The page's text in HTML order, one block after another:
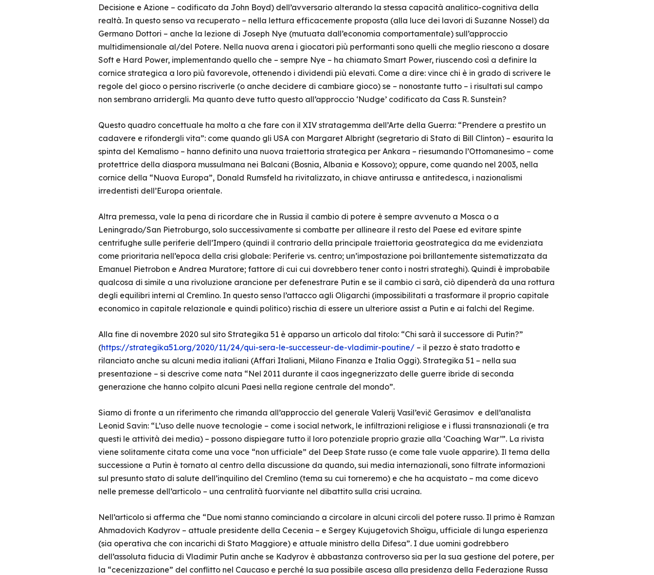
Decisione e Azione – codificato da John Boyd) dell’avversario alterando la stessa capacità analitico-cognitiva della
realtà. In questo senso va recuperato – nella lettura efficacemente proposta (alla luce dei lavori di Suzanne Nossel) da
Germano Dottori – anche la lezione di Joseph Nye (mutuata dall’economia comportamentale) sull’approccio
multidimensionale al/del Potere. Nella nuova arena i giocatori più performanti sono quelli che meglio riescono a dosare
Soft e Hard Power, implementando quello che – sempre Nye – ha chiamato Smart Power, riuscendo così a definire la
cornice strategica a loro più favorevole, ottenendo i dividendi più elevati. Come a dire: vince chi è in grado di scrivere le
regole del gioco o persino riscriverle (o anche decidere di cambiare gioco) se – nonostante tutto – i risultati sul campo
non sembrano arridergli. Ma quanto deve tutto questo all’approccio ‘Nudge’ codificato da Cass R. Sunstein?
Questo quadro concettuale ha molto a che fare con il XIV stratagemma dell’Arte della Guerra: “Prendere a prestito un
cadavere e rifondergli vita”: come quando gli USA con Margaret Albright (segretario di Stato di Bill Clinton) – esaurita la
spinta del Kemalismo – hanno definito una nuova traiettoria strategica per Ankara – riesumando l’Ottomanesimo – come
protettrice della diaspora mussulmana nei Balcani (Bosnia, Albania e Kossovo); oppure, come quando nel 2003, nella
cornice della “Nuova Europa”, Donald Rumsfeld ha rivitalizzato, in chiave antirussa e antitedesca, i nazionalismi
irredentisti dell’Europa orientale.
Altra premessa, vale la pena di ricordare che in Russia il cambio di potere è sempre avvenuto a Mosca o a
Leningrado/San Pietroburgo, solo successivamente si combatte per allineare il resto del Paese ed evitare spinte
centrifughe sulle periferie dell’Impero (quindi il contrario della principale traiettoria geostrategica da me evidenziata
come prioritaria nell’epoca della crisi globale: Periferie vs. centro; un’impostazione poi brillantemente sistematizzata da
Emanuel Pietrobon e Andrea Muratore; fattore di cui cui dovrebbero tener conto i nostri strateghi). Quindi è improbabile
qualcosa di simile a una rivoluzione arancione per defenestrare Putin e se il cambio ci sarà, ciò dipenderà da una rottura
degli equilibri interni al Cremlino. In questo senso l’attacco agli Oligarchi (impossibilitati a trasformare il proprio capitale
economico in capitale relazionale e quindi politico) rischia di essere un ulteriore assist a Putin e ai falchi del Regime.
Alla fine di novembre 2020 sul sito Strategika 51 è apparso un articolo dal titolo: “Chi sarà il successore di Putin?”
(https://strategika51.org/2020/11/24/qui-sera-le-successeur-de-vladimir-poutine/– il pezzo è stato tradotto e
rilanciato anche su alcuni media italiani (Affari Italiani, Milano Finanza e Italia Oggi). Strategika 51 – nella sua
presentazione – si descrive come nata “Nel 2011 durante il caos ingegnerizzato delle guerre ibride di seconda
generazione che hanno colpito alcuni Paesi nella regione centrale del mondo”.
Siamo di fronte a un riferimento che rimanda all’approccio del generale Valerij Vasil’evič Gerasimov e dell’analista
Leonid Savin: “L’uso delle nuove tecnologie – come i social network, le infiltrazioni religiose e i flussi transnazionali (e tra
questi le attività dei media) – possono dispiegare tutto il loro potenziale proprio grazie alla ‘Coaching War’”. La rivista
viene solitamente citata come una voce “non ufficiale” del Deep State russo (e come tale vuole apparire). Il tema della
successione a Putin è tornato al centro della discussione da quando, sui media internazionali, sono filtrate informazioni
sul presunto stato di salute dell’inquilino del Cremlino (tema su cui torneremo) e che ha acquistato – ma come dicevo
nelle premesse dell’articolo – una centralità fuorviante nel dibattito sulla crisi ucraina.
Nell’articolo si afferma che “Due nomi stanno cominciando a circolare in alcuni circoli del potere russo. Il primo è Ramzan
Ahmadovich Kadyrov – attuale presidente della Cecenia – e Sergey Kujugetovich Shoïgu, ufficiale di lunga esperienza
(sia operativa che con incarichi di Stato Maggiore) e attuale ministro della Difesa”. I due uomini godrebbero
dell’assoluta fiducia di Vladimir Putin anche se Kadyrov è abbastanza controverso sia per la sua gestione del potere, per
la “cecenizzazione” del conflitto nel Caucaso e perché la sua possibile ascesa alla presidenza della Federazione Russa